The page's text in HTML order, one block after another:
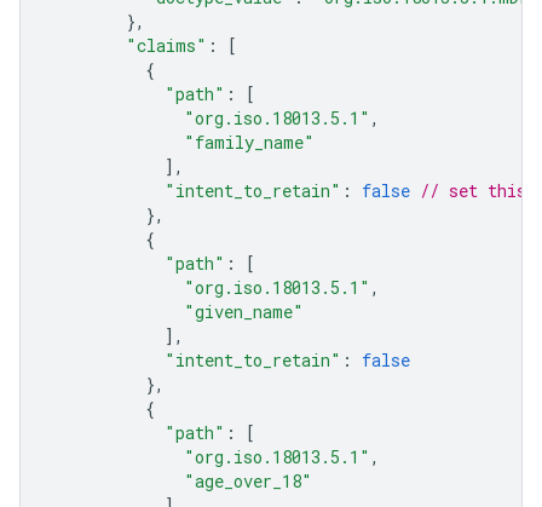
},
"claims" :
[
{
"path" :
[
"org.iso.18013.5.1" ,
"family_name"
],
"intent_to_retain" : false // set this
},
{
"path" :
[
"org.iso.18013.5.1" ,
"given_name"
],
"intent_to_retain" :
false
},
{
"path" :
[
"org.iso.18013.5.1" ,
"age_over_18"